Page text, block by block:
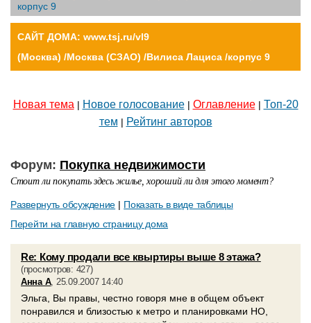
корпус 9
САЙТ ДОМА: www.tsj.ru/vl9
(Москва) /Москва (СЗАО) /Вилиса Лациса /корпус 9
Новая тема | Новое голосование| Оглавление| Топ-20
тем | Рейтинг авторов
Форум: Покупка недвижимости
Стоит ли покупать здесь жилье, хороший ли для этого момент?
Развернуть обсуждение | Показать в виде таблицы
Перейти на главную страницу дома
Re: Кому продали все квыртиры выше 8 этажа?
(просмотров: 427)
Анна A, 25.09.2007 14:40
Эльга, Вы правы, честно говоря мне в общем объект
понравился и близостью к метро и планировками НО,